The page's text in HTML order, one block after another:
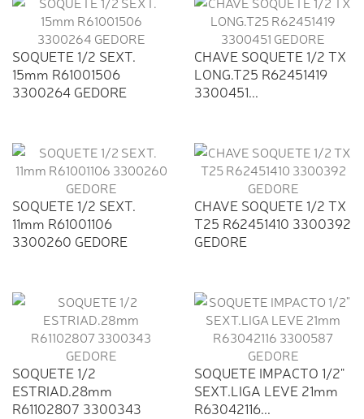
SOQUETE 1/2 SEXT.
15mm R61001506
3300264 GEDORE
CHAVE SOQUETE 1/2 TX
LONG.T25 R62451419
3300451...
SOQUETE 1/2 SEXT.
11mm R61001106
3300260 GEDORE
CHAVE SOQUETE 1/2 TX
T25 R62451410 3300392
GEDORE
SOQUETE 1/2
ESTRIAD.28mm
R61102807 3300343
SOQUETE IMPACTO 1/2"
SEXT.LIGA LEVE 21mm
R63042116...